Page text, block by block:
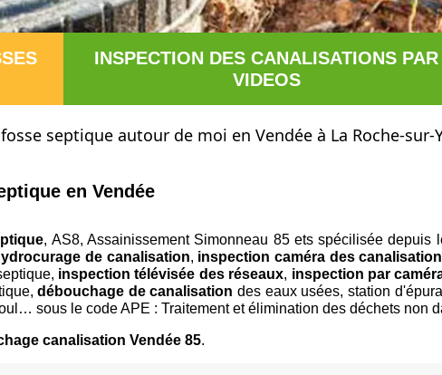
INSPECTION DES CANALISATIONS PAR
VIDEOS
septique autour de moi en Vendée à La Roche-sur-
en Vendée
, AS8, Assainissement Simonneau 85 ets spécilisée
de canalisation, inspection caméra des
inspection télévisée des réseaux, inspection par
débouchage de canalisation des eaux usées, station
sous le code APE : Traitement et élimination des déchets non
canalisation Vendée 85.